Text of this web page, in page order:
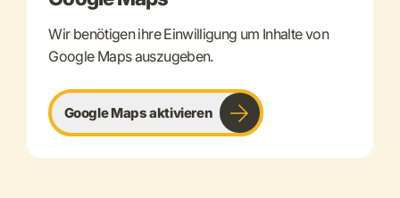
Wir benötigen ihre Einwilligung um Inhalte von
Google Maps auszugeben.
Google Maps aktivieren